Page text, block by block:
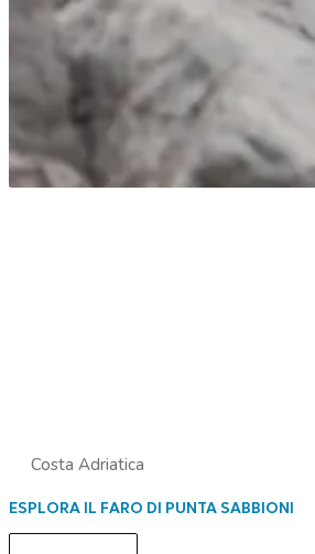
Costa Adriatica
ESPLORA IL FARO DI PUNTA SABBIONI